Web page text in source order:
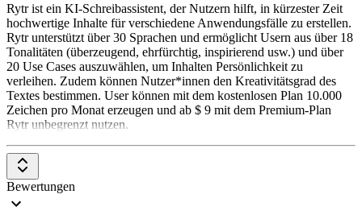
Rytr ist ein KI-Schreibassistent, der Nutzern hilft, in kürzester Zeit
hochwertige Inhalte für verschiedene Anwendungsfälle zu erstellen.
Rytr unterstützt über 30 Sprachen und ermöglicht Usern aus über 18
Tonalitäten (überzeugend, ehrfürchtig, inspirierend usw.) und über
20 Use Cases auszuwählen, um Inhalten Persönlichkeit zu
verleihen. Zudem können Nutzer*innen den Kreativitätsgrad des
Textes bestimmen. User können mit dem kostenlosen Plan 10.000
Zeichen pro Monat erzeugen und ab $ 9 mit dem Premium-Plan
Rytr unbegrenzt nutzen.
Bewertungen